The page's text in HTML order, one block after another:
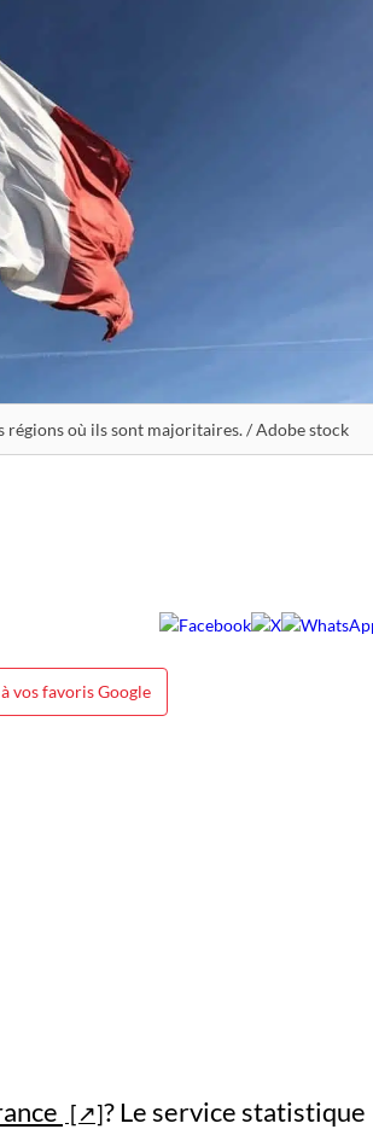
régions où ils sont majoritaires. / Adobe stock
vos favoris Google
? Le service statistique